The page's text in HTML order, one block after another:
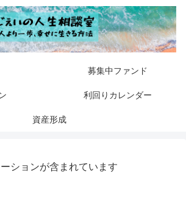
募集中ファンド
利回りカレンダー
資産形成
ションが含まれています